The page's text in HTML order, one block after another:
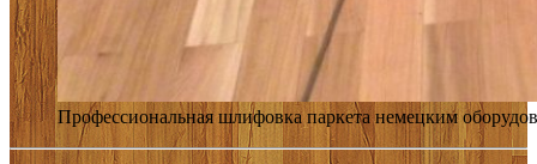
Профессиональная шлифовка паркета немецким